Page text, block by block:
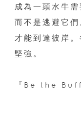
成為一頭水牛
而不是逃避它
才能到達彼岸
堅強。
『Be the